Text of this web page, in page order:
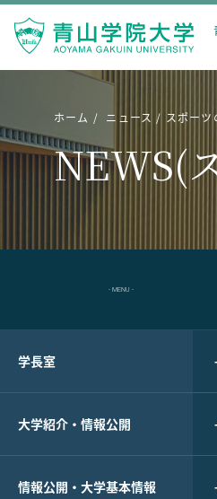
ホーム ニュース スポーツ
NEWS(
- MENU -
学長室
大学紹介・情報公開
情報公開・大学基本情報